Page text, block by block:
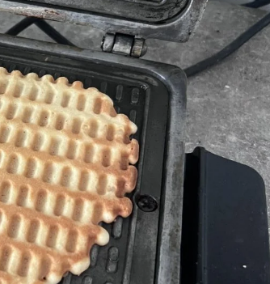
Kai daugelis restoranų užsidaro,
23-ejų kaunietis atidaro jau
penktąjį
2026-07-30